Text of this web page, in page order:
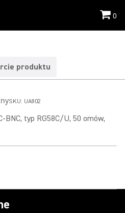
0
produktu
SKU: UA802
BNC, typ RG58C/U, 50 omów,